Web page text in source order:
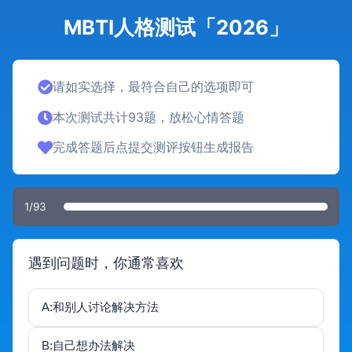
MBTI人格测试「2026」
请如实选择，最符合自己的选项即可
本次测试共计93题，放松心情答题
完成答题后点提交测评按钮生成报告
1/93
遇到问题时，你通常喜欢
A:和别人讨论解决方法
B:自己想办法解决